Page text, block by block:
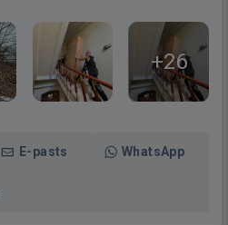
+26
E-pasts WhatsApp